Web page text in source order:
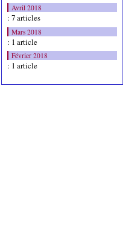
Avril 2018
: 7 articles
Mars 2018
: 1 article
Février 2018
: 1 article